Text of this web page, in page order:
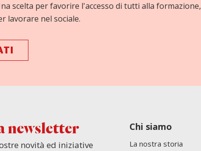
scelta per favorire l'accesso di tutti alla formazione,
lavorare nel sociale.
newsletter
novità ed iniziative
Chi siamo
La nostra storia